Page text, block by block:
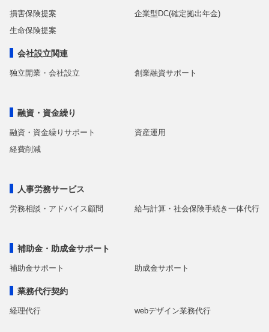
損害保険提案
企業型DC(確定拠出年金)
生命保険提案
会社設立関連
独立開業・会社設立 創業融資サポート
融資・資金繰り
融資・資金繰りサポート
資産運用
経費削減
人事労務サービス
労務相談・アドバイス顧問 給与計算・社会保険手続き一体代行
補助金・助成金サポート
補助金サポート 助成金サポート
業務代行契約
経理代行 webデザイン業務代行